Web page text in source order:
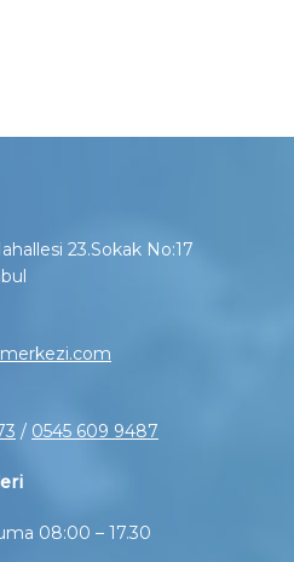
23.Sokak No:17
/ 0545 609 9487
08:00 – 17.30